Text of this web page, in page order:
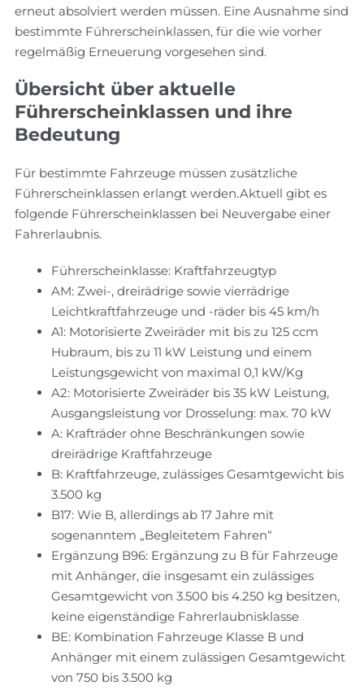
erneut absolviert werden müssen. Eine Ausnahme sind
bestimmte Führerscheinklassen, für die wie vorher
regelmäßig Erneuerung vorgesehen sind.
Übersicht über aktuelle
Führerscheinklassen und ihre
Bedeutung
Für bestimmte Fahrzeuge müssen zusätzliche
Führerscheinklassen erlangt werden.Aktuell gibt es
folgende Führerscheinklassen bei Neuvergabe einer
Fahrerlaubnis.
Führerscheinklasse: Kraftfahrzeugtyp
AM: Zwei-, dreirädrige sowie vierrädrige
Leichtkraftfahrzeuge und -räder bis 45 km/h
A1: Motorisierte Zweiräder mit bis zu 125 ccm
Hubraum, bis zu 11 kW Leistung und einem
Leistungsgewicht von maximal 0,1 kW/Kg
A2: Motorisierte Zweiräder bis 35 kW Leistung,
Ausgangsleistung vor Drosselung: max. 70 kW
A: Krafträder ohne Beschränkungen sowie
dreirädrige Kraftfahrzeuge
B: Kraftfahrzeuge, zulässiges Gesamtgewicht bis
3.500 kg
B17: Wie B, allerdings ab 17 Jahre mit
sogenanntem „Begleitetem Fahren“
Ergänzung B96: Ergänzung zu B für Fahrzeuge
mit Anhänger, die insgesamt ein zulässiges
Gesamtgewicht von 3.500 bis 4.250 kg besitzen,
keine eigenständige Fahrerlaubnisklasse
BE: Kombination Fahrzeuge Klasse B und
Anhänger mit einem zulässigen Gesamtgewicht
von 750 bis 3.500 kg